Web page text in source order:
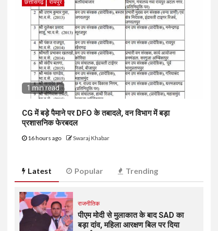
छत्तीसगढ़ रायपुर
1 min read
CG में बड़े पैमाने पर DFO के तबादले, वन विभाग में बड़ा
प्रशासनिक फेरबदल
16 hours ago Swaraj Khabar
Latest Popular Trending
राजनीतिक
पीएम मोदी से मुलाकात के बाद SAD का
बड़ा दांव, महिला आरक्षण बिल पर दिया